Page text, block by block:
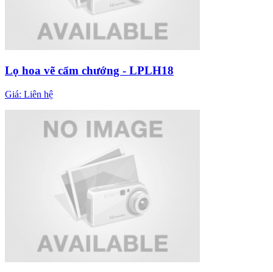
Lọ hoa vẽ cẩm chướng - LPLH18
Giá: Liên hệ